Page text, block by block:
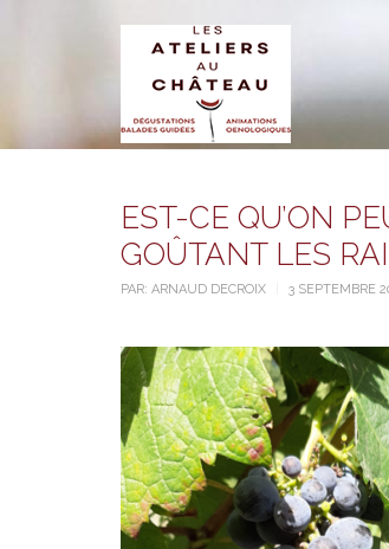
EST-CE QU’ON
GOÛTANT LES
PAR: ARNAUD DECROIX 3 SEPTEMBRE